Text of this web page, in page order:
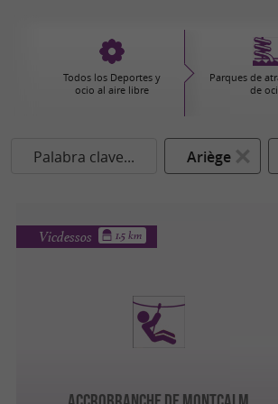
Todos los Deportes y
ocio al aire libre
Parques de
de
Palabra clave... Ariège
Vicdessos 1.5 km